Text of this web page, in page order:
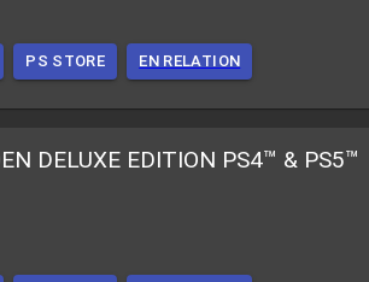
PS STORE EN RELATION
DELUXE EDITION PS4™ & PS5™